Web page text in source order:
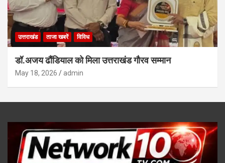
उत्तराखंड ताजा खबरें विविध
डॉ.अजय ढौंडियाल को मिला उत्तराखंड गौरव सम्मान
May 18, 2026 admin